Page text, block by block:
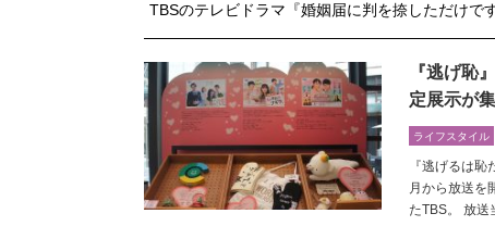
TBSのテレビドラマ『婚姻届に判を捺しただけで
『逃げ恥
定展示が
ライフスタイル
『逃げるは
月から放送を
たTBS。 放